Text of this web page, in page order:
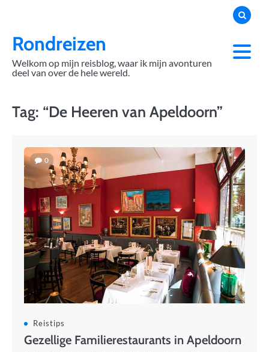
contentRondreizen
Welkom op mijn reisblog, waar ik mijn avonturen
deel van over de hele wereld.
Tag: “De Heeren van Apeldoorn”
0
Reistips
Gezellige Familierestaurants in Apeldoorn